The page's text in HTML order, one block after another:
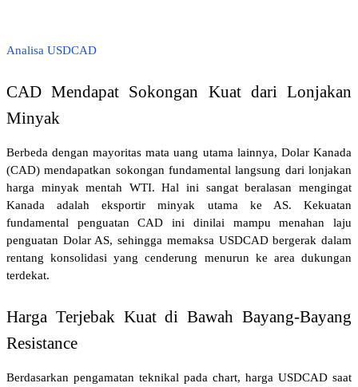
Analisa USDCAD
CAD Mendapat Sokongan Kuat dari Lonjakan
Minyak
Berbeda dengan mayoritas mata uang utama lainnya, Dolar Kanada
(CAD) mendapatkan sokongan fundamental langsung dari lonjakan
harga minyak mentah WTI. Hal ini sangat beralasan mengingat
Kanada adalah eksportir minyak utama ke AS. Kekuatan
fundamental penguatan CAD ini dinilai mampu menahan laju
penguatan Dolar AS, sehingga memaksa USDCAD bergerak dalam
rentang konsolidasi yang cenderung menurun ke area dukungan
terdekat.
Harga Terjebak Kuat di Bawah Bayang-Bayang
Resistance
Berdasarkan pengamatan teknikal pada chart, harga USDCAD saat